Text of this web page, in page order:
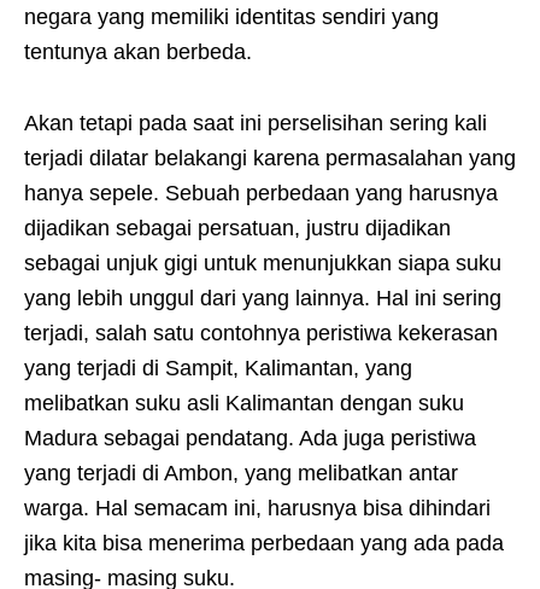
negara yang memiliki identitas sendiri yang
tentunya akan berbeda.
Akan tetapi pada saat ini perselisihan sering kali
terjadi dilatar belakangi karena permasalahan yang
hanya sepele. Sebuah perbedaan yang harusnya
dijadikan sebagai persatuan, justru dijadikan
sebagai unjuk gigi untuk menunjukkan siapa suku
yang lebih unggul dari yang lainnya. Hal ini sering
terjadi, salah satu contohnya peristiwa kekerasan
yang terjadi di Sampit, Kalimantan, yang
melibatkan suku asli Kalimantan dengan suku
Madura sebagai pendatang. Ada juga peristiwa
yang terjadi di Ambon, yang melibatkan antar
warga. Hal semacam ini, harusnya bisa dihindari
jika kita bisa menerima perbedaan yang ada pada
masing- masing suku.